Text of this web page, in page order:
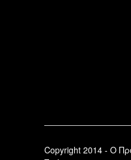
Copyright 2014 - Ο